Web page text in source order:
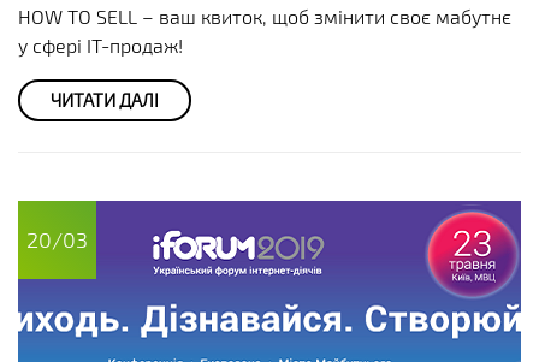
HOW TO SELL – ваш квиток, щоб змінити своє мабутнє
у сфері ІТ-продаж!
ЧИТАТИ ДАЛІ
20/03